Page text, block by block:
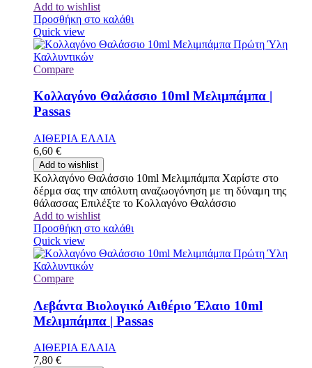
Add to wishlist
Προσθήκη στο καλάθι
Quick view
Compare
Κολλαγόνο Θαλάσσιο 10ml Μελιμπάμπα |
Passas
ΑΙΘΕΡΙΑ ΕΛΑΙΑ
6,60 €
Add to wishlist
Κολλαγόνο Θαλάσσιο 10ml Μελιμπάμπα Χαρίστε στο
δέρμα σας την απόλυτη αναζωογόνηση με τη δύναμη της
θάλασσας Επιλέξτε το Κολλαγόνο Θαλάσσιο
Add to wishlist
Προσθήκη στο καλάθι
Quick view
Compare
Λεβάντα Βιολογικό Αιθέριο Έλαιο 10ml
Μελιμπάμπα | Passas
ΑΙΘΕΡΙΑ ΕΛΑΙΑ
7,80 €